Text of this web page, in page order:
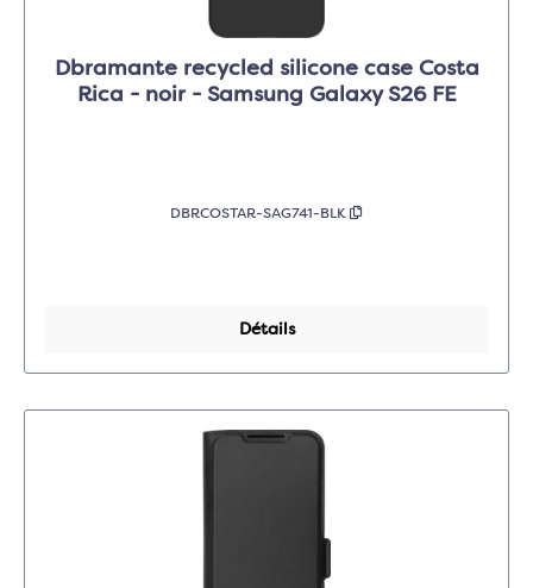
Dbramante recycled silicone case Costa
Rica - noir - Samsung Galaxy S26 FE
DBRCOSTAR-SAG741-BLK
Détails